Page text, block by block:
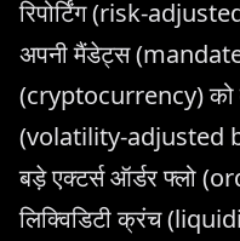
रिपोर्टिंग (risk-
अपनी मैंडेट्स
(cryptocurrency) को
(volatility-adjusted
बड़े एक्टर्स ऑर्डर फ्लो
लिक्विडिटी क्रंच